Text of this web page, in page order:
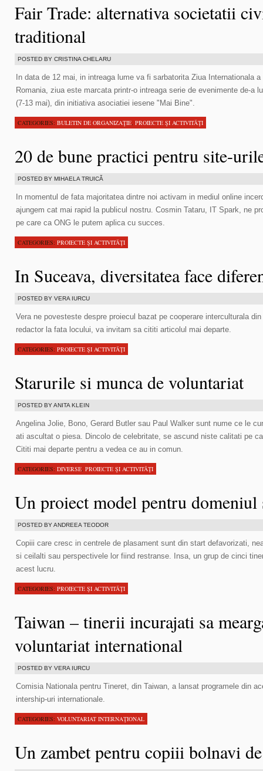
Fair Trade: alternativa societatii
traditional
POSTED BY CRISTINA CHELARU
In data de 12 mai, in intreaga lume va fi sarbatorita Ziua Internationala
Romania, ziua este marcata printr-o intreaga serie de evenimente de-a
(7-13 mai), din initiativa asociatiei iesene "Mai Bine".
CATEGORIES: BULETIN DE ORGANIZAŢIE, PROIECTE ŞI ACTIVITĂŢI
20 de bune practici pentru site-
POSTED BY MIHAELA TRUICĂ
In momentul de fata majoritatea dintre noi activam in mediul online
ajungem cat mai rapid la publicul nostru. Cosmin Tataru, IT Spark, ne
pe care ca ONG le putem aplica cu succes.
CATEGORIES: PROIECTE ŞI ACTIVITĂŢI
In Suceava, diversitatea face
POSTED BY VERA IURCU
Vera ne povesteste despre proiecul bazat pe cooperare interculturala
redactor la fata locului, va invitam sa cititi articolul mai departe.
CATEGORIES: PROIECTE ŞI ACTIVITĂŢI
Starurile si munca de voluntariat
POSTED BY ANITA KLEIN
Angelina Jolie, Bono, Gerard Butler sau Paul Walker sunt nume ce le
ati ascultat o piesa. Dincolo de celebritate, se ascund niste calitati pe
Cititi mai departe pentru a vedea ce au in comun.
CATEGORIES: DIVERSE, PROIECTE ŞI ACTIVITĂŢI
Un proiect model pentru domeniul
POSTED BY ANDREEA TEODOR
Copiii care cresc in centrele de plasament sunt din start defavorizati,
si ceilalti sau perspectivele lor fiind restranse. Insa, un grup de cinci
acest lucru.
CATEGORIES: PROIECTE ŞI ACTIVITĂŢI
Taiwan – tinerii incurajati sa
voluntariat international
POSTED BY VERA IURCU
Comisia Nationala pentru Tineret, din Taiwan, a lansat programele din
intership-uri internationale.
CATEGORIES: VOLUNTARIAT INTERNAŢIONAL
Un zambet pentru copiii bolnavi